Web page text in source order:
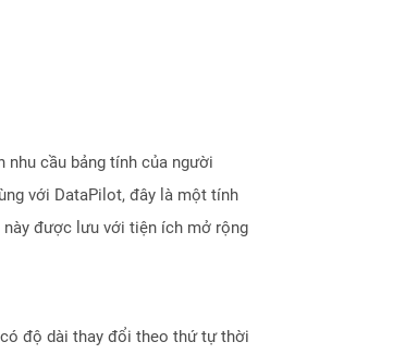
nhu cầu bảng tính của người
với DataPilot, đây là một tính
này được lưu với tiện ích mở rộng
độ dài thay đổi theo thứ tự thời